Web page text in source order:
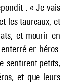
: « Je vais
les taureaux, et
et mourir en
en héros.
sentirent petits,
et que leurs